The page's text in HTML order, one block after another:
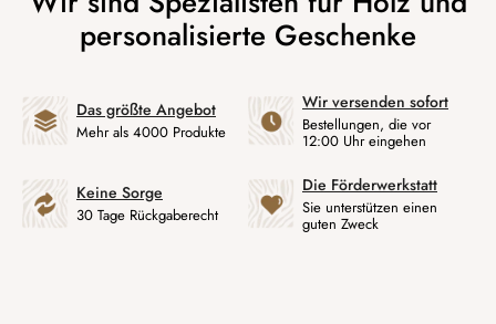
Das größte Angebot
Mehr als 4000 Produkte
Wir versenden sofort
Bestellungen, die vor
12:00 Uhr eingehen
Keine Sorge
30 Tage Rückgaberecht
Die Förderwerkstatt
Sie unterstützen einen
guten Zweck